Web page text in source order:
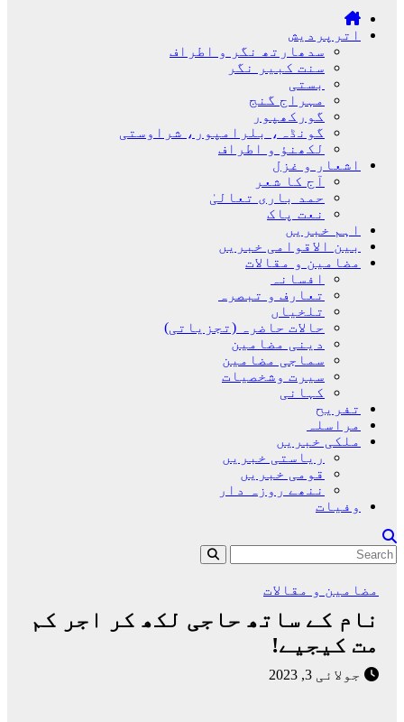
اترپردیش
سدھارتھ نگر و اطراف
سنت کبیر نگر
بستی
مہراج گنج
گورکھپور
گونڈہ، بلرامپور، شراوستی
لکھنؤ و اطراف
اشعار و غزل
آج کا شعر
حمد باری تعالیٰ
نعت پاک
اہم خبریں
بین الاقوامی خبریں
مضامین و مقالات
افسانہ
تعارف و تبصرہ
تلخیاں
حالات حاضرہ (تجزیاتی)
دینی مضامین
سماجی مضامین
سیرت وشخصیات
کہانی
تفریح
مراسلہ
ملکی خبریں
ریاستی خبریں
قومی خبریں
ننھے روزہ دار
وفیات
مضامین و مقالات
نام کے ساتھ حاجی لکھ کر اجر کم
مت کیجیے!
جولائی 3, 2023